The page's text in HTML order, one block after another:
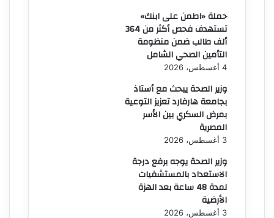
حملة «اطمن على ابنك»
تستهدف فحص أكثر من 364
ألف طالب ضمن منظومة
التأمين الصحي الشامل
4 أغسطس، 2026
وزير الصحة يبحث مع أستاذ
بجامعة هارفارد تعزيز التوعية
بمرض السكري بين الأسر
المصرية
3 أغسطس، 2026
وزير الصحة يوجه برفع درجة
الاستعداد بالمستشفيات
لمدة 48 ساعة بعد الهزة
الأرضية
3 أغسطس، 2026